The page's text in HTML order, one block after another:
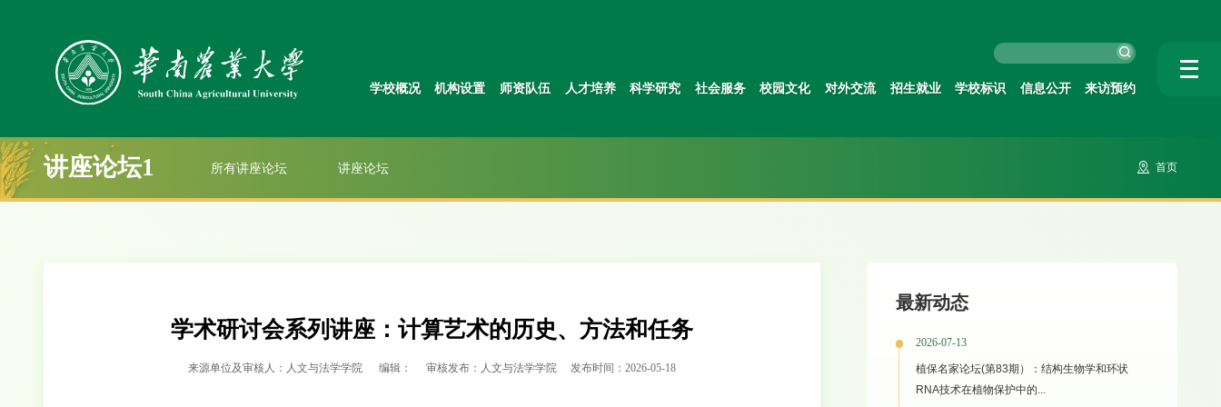
学校概况 机构设置 师资队伍 人才培养 科学研究 社会服务 校园文化 对外交流 招生就业 学校标识 信息公开 来访预约
讲座论坛1 所有讲座论坛 讲座论坛 首页
学术研讨会系列讲座：计算艺术的历史、方法和任务
来源单位及审核人：人文与法学学院 编辑： 审核发布：人文与法学学院 发布时间：2026-05-18
最新动态
2026-07-13
植保名家论坛(第83期）：结构生物学和环状
RNA技术在植物保护中的...